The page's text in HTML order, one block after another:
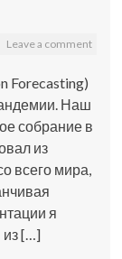
Leave a comment
Forecasting)
Наш
собрание в
из
всего мира,
я
из […]